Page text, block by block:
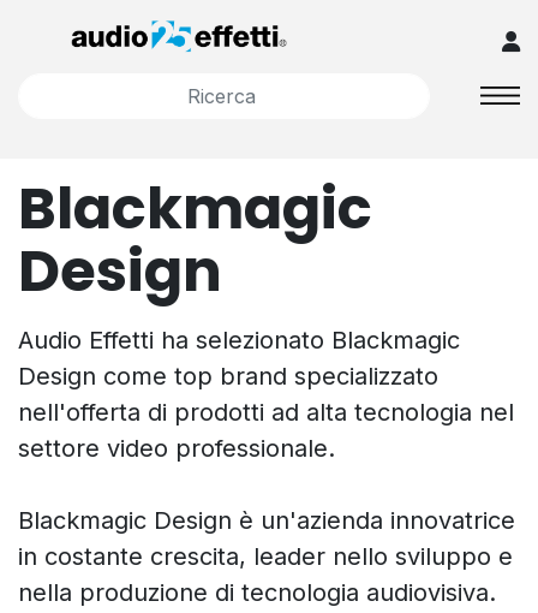
Blackmagic
Design
Audio Effetti ha selezionato Blackmagic
Design come top brand specializzato
nell'offerta di prodotti ad alta tecnologia nel
settore video professionale.
Blackmagic Design è un'azienda innovatrice
in costante crescita, leader nello sviluppo e
nella produzione di tecnologia audiovisiva.